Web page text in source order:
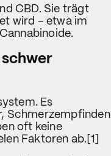
CBD. Sie trägt
wird – etwa im
schwer
Es
Schmerzempfinden
oft keine
Faktoren ab.[1]